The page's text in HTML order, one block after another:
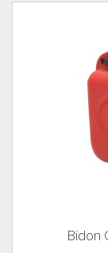
Bidon